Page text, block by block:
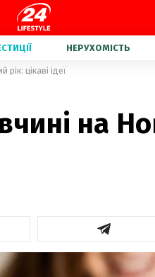
НЕРУХОМІСТЬ
цікаві ідеї
на